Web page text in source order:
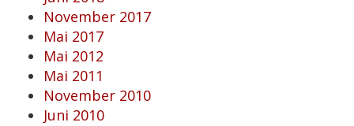
November 2017
Mai 2017
Mai 2012
Mai 2011
November 2010
Juni 2010